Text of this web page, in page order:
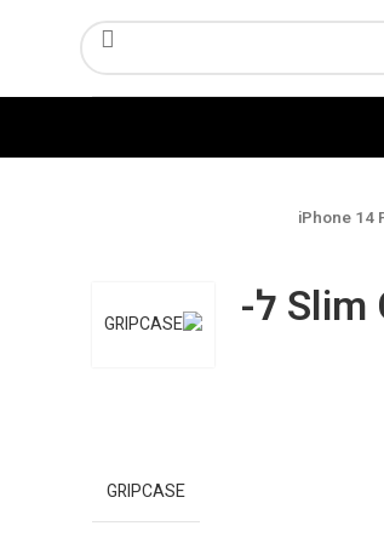
מארז 10 י"ח זכוכית Slim Glass ל-
GRIPCASE